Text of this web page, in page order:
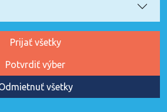
Prijať všetky
Potvrdiť výber
všetky